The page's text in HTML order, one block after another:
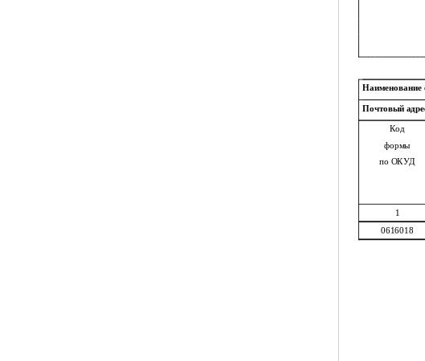
Наименование
Почтовый
Код
формы
по ОКУД
1
0616018